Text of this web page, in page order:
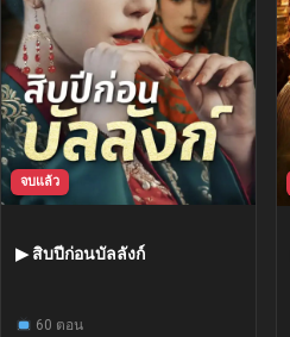
จบแล้ว
▶ สิบปีก่อนบัลลังก์
60 ตอน